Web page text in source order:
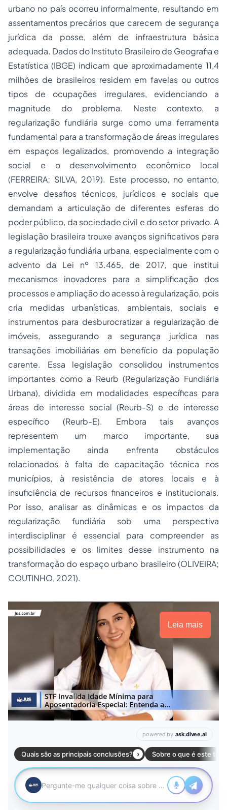
urbano no país ocorreu informalmente, resultando em
assentamentos precários que carecem de segurança
jurídica da posse, além de infraestrutura básica
adequada. Dados do Instituto Brasileiro de Geografia e
Estatística (IBGE) indicam que aproximadamente 11,4
milhões de brasileiros residem em favelas ou outros
tipos de ocupações irregulares, evidenciando a
magnitude do problema. Neste contexto, a
regularização fundiária surge como uma ferramenta
fundamental para a transformação de áreas irregulares
em espaços legalizados, promovendo a integração
social e o desenvolvimento econômico local
(FERREIRA; SILVA, 2019). Este processo, no entanto,
envolve desafios técnicos, jurídicos e sociais que
demandam a articulação de diferentes esferas do
poder público, da sociedade civil e do setor privado. A
legislação brasileira trouxe avanços significativos para
a regularização fundiária urbana, especialmente com o
advento da Lei nº 13.465, de 2017, que institui
mecanismos inovadores para a simplificação dos
processos e ampliação do acesso à regularização, pois
cria medidas urbanísticas, ambientais, sociais e
instrumentos para desburocratizar a regularização de
imóveis, assegurando a segurança jurídica nas
transações imobiliárias em benefício da população
carente. Essa legislação consolidou instrumentos
importantes como a Reurb (Regularização Fundiária
Urbana), dividida em modalidades específicas para
áreas de interesse social (Reurb-S) e de interesse
específico (Reurb-E). Embora tais avanços
representem um marco importante, sua
implementação ainda enfrenta obstáculos
relacionados à falta de capacitação técnica nos
municípios, à resistência de atores locais e à
insuficiência de recursos financeiros e institucionais.
Por isso, analisar as dinâmicas e os impactos da
regularização fundiária sob uma perspectiva
interdisciplinar é essencial para compreender as
possibilidades e os limites desse instrumento na
transformação do espaço urbano brasileiro (OLIVEIRA;
COUTINHO, 2021).
Leia mais